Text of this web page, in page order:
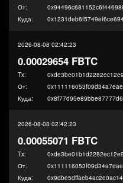
От:
Куда:
2026-08-08 02:42:23
0.00029654 FBTC
Tx:
От:
Куда:
2026-08-08 02:42:23
0.00055071 FBTC
Tx:
От:
Куда: